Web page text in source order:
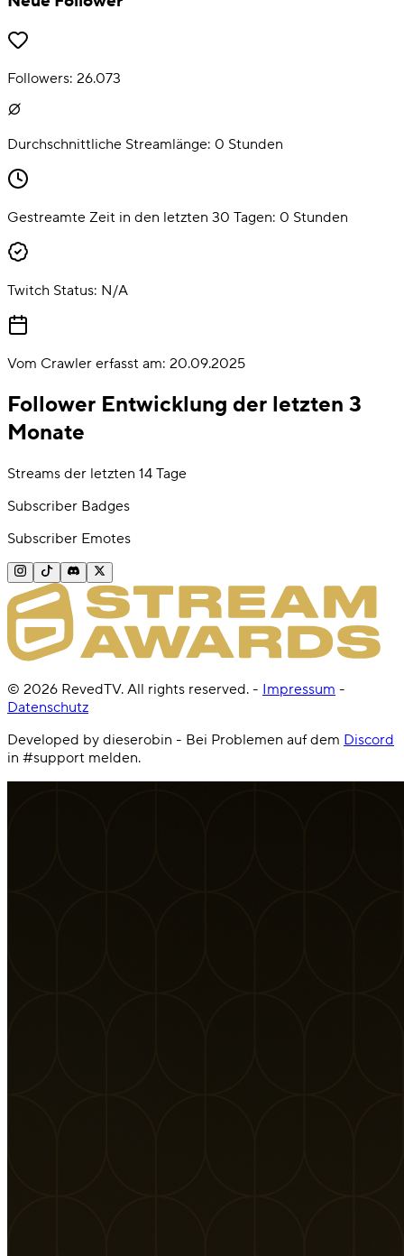
Followers: 26.073
Durchschnittliche Streamlänge: 0 Stunden
Gestreamte Zeit in den letzten 30 Tagen: 0 Stunden
Twitch Status: N/A
Vom Crawler erfasst am: 20.09.2025
Follower Entwicklung der letzten 3
Monate
Streams der letzten 14 Tage
Subscriber Badges
Subscriber Emotes
© 2026 RevedTV. All rights reserved. - Impressum -
Datenschutz
Developed by dieserobin - Bei Problemen auf dem Discord
in #support melden.